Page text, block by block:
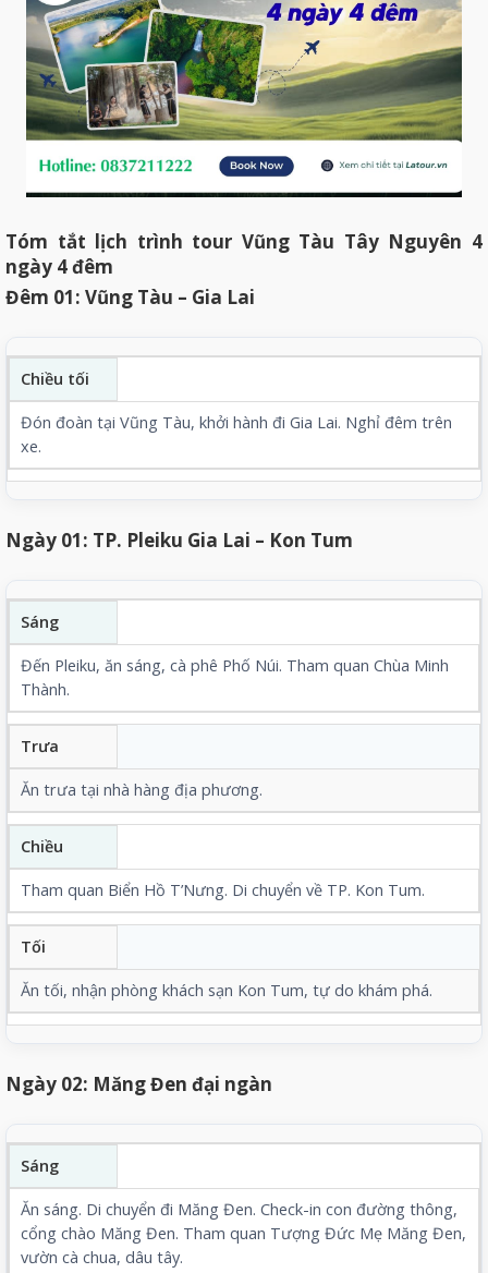
Tóm tắt lịch trình tour Vũng Tàu Tây Nguyên 4
ngày 4 đêm
Đêm 01: Vũng Tàu – Gia Lai
Chiều tối
Đón đoàn tại Vũng Tàu, khởi hành đi Gia Lai. Nghỉ đêm trên
xe.
Ngày 01: TP. Pleiku Gia Lai – Kon Tum
Sáng
Đến Pleiku, ăn sáng, cà phê Phố Núi. Tham quan Chùa Minh
Thành.
Trưa
Ăn trưa tại nhà hàng địa phương.
Chiều
Tham quan Biển Hồ T’Nưng. Di chuyển về TP. Kon Tum.
Tối
Ăn tối, nhận phòng khách sạn Kon Tum, tự do khám phá.
Ngày 02: Măng Đen đại ngàn
Sáng
Ăn sáng. Di chuyển đi Măng Đen. Check-in con đường thông,
cổng chào Măng Đen. Tham quan Tượng Đức Mẹ Măng Đen,
vườn cà chua, dâu tây.